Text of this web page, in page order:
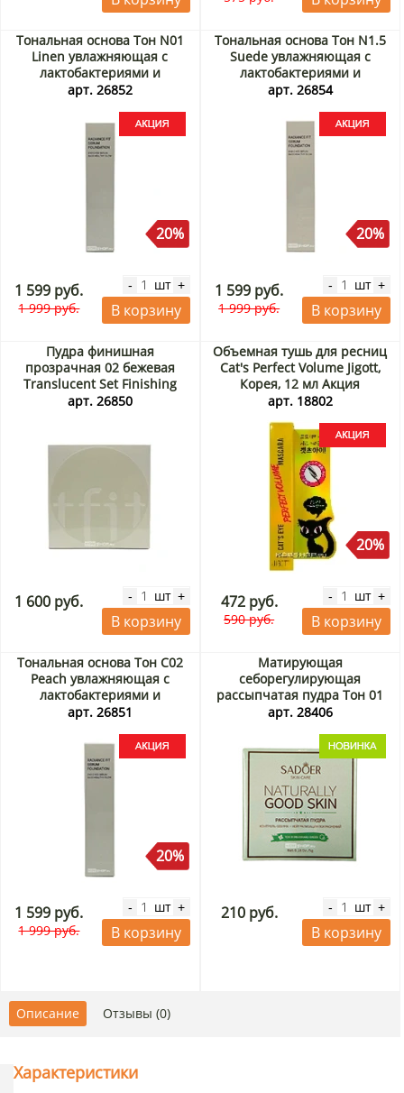
Тональная основа Тон N01
Linen увлажняющая с
лактобактериями и
экстрактом центеллы
Foundation Tfit, Корея, 30 г
Акция
арт. 26852
20%
1 599 руб.
1 999 руб.
- шт +
В корзину
Тональная основа Тон N1.5
Suede увлажняющая с
лактобактериями и
экстрактом центеллы
Foundation Tfit, Корея, 30 г
Акция
арт. 26854
20%
1 599 руб.
1 999 руб.
- шт +
В корзину
Пудра финишная
прозрачная 02 бежевая
Translucent Set Finishing
Powder 02 Beige Tfit, Корея,
арт. 26850
1 600 руб. - шт +
В корзину
Объемная тушь для ресниц
Cat's Perfect Volume Jigott,
Корея, 12 мл Акция
арт. 18802
20%
472 руб.
590 руб.
- шт +
В корзину
Тональная основа Тон С02
Peach увлажняющая с
лактобактериями и
экстрактом центеллы
Foundation Tfit, Корея, 30 г
Акция
арт. 26851
20%
1 599 руб.
1 999 руб.
- шт +
В корзину
Матирующая
себорегулирующая
рассыпчатая пудра Тон 01
«Зеленый молочный
Sadoer, Китай, 5 г
арт. 28406
210 руб. - шт +
В корзину
Описание Отзывы (0)
Характеристики